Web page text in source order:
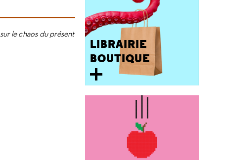
le chaos du présent
LIBRAIRIE
BOUTIQUE